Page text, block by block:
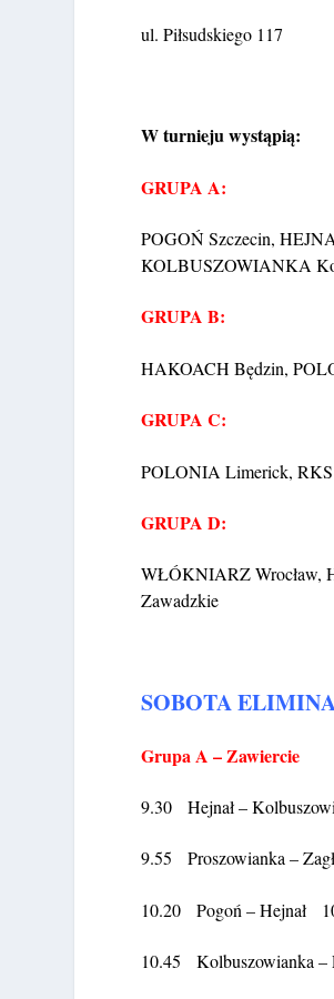
ul. Piłsudskiego 117
W turnieju wystąpią:
GRUPA A:
POGOŃ Szczecin,
KOLBUSZOWIANKA
GRUPA B:
HAKOACH Będzin,
GRUPA C:
POLONIA Limerick, RKS
GRUPA D:
WŁÓKNIARZ Wrocław,
Zawadzkie
SOBOTA
Grupa A – Zawiercie
9.30 Hejnał –
9.55 Proszowianka –
10.20 Pogoń – Hejnał
10.45 Kolbuszowianka